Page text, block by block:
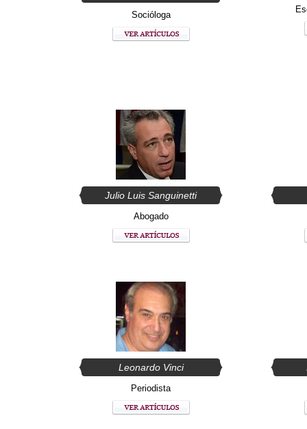
Socióloga
Julio Luis Sanguinetti
Abogado
Leonardo Vinci
Periodista